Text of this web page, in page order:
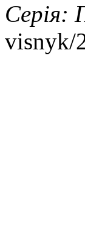
Серія:
visnyk/